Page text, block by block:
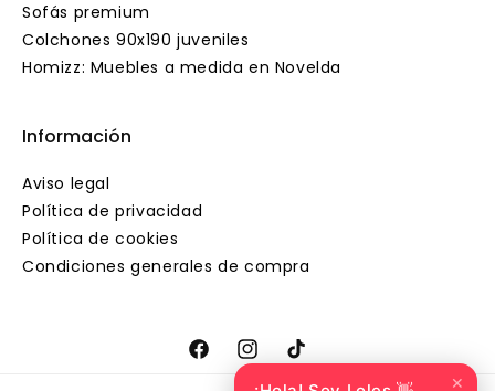
Sofás premium
Colchones 90x190 juveniles
Homizz: Muebles a medida en Novelda
Información
Aviso legal
Política de privacidad
Política de cookies
Condiciones generales de compra
FacebookInstagram
TikTok
✕